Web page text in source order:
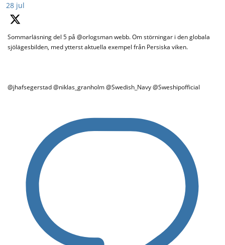
28 jul
Sommarläsning del 5 på @orlogsman webb. Om störningar i den globala
sjölägesbilden, med ytterst aktuella exempel från Persiska viken.
@jhafsegerstad @niklas_granholm @Swedish_Navy @Sweshipofficial